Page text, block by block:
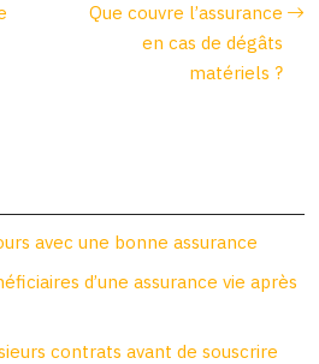
Que couvre l’assurance
en cas de dégâts
matériels ?
avec une bonne assurance
d’une assurance vie après
contrats avant de souscrire